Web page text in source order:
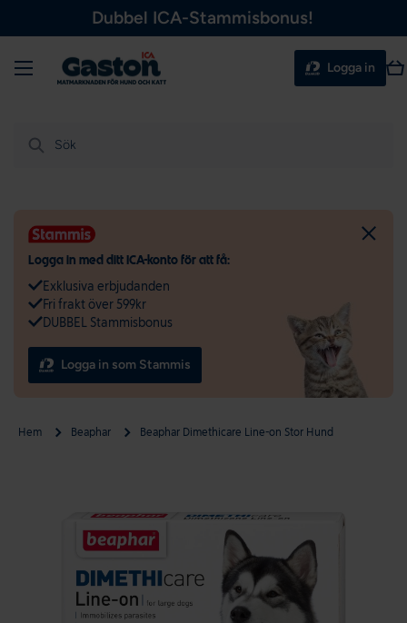
Hoppa till innehålletDubbel ICA-Stammisbonus!
Meny Logga in
Sök
Logga in med ditt ICA-konto för att få:
Exklusiva erbjudanden
Fri frakt över 599kr
DUBBEL Stammisbonus
Logga in som Stammis
Hem Beaphar Beaphar Dimethicare Line-on Stor Hund